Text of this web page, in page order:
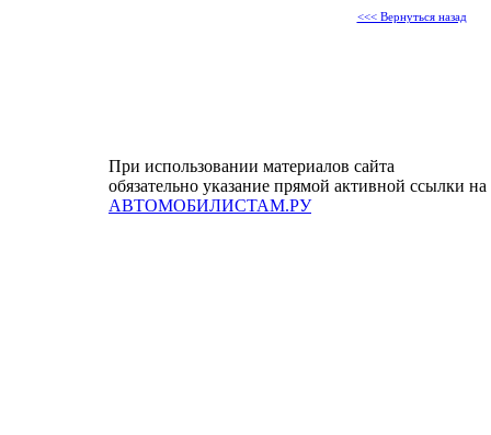
<<< Вернуться назад
При использовании материалов сайта
обязательно указание прямой активной ссылки на
АВТОМОБИЛИСТАМ.РУ